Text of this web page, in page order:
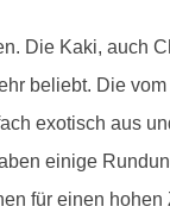
Die Kaki, auch
beliebt. Die
exotisch aus
einige
für einen